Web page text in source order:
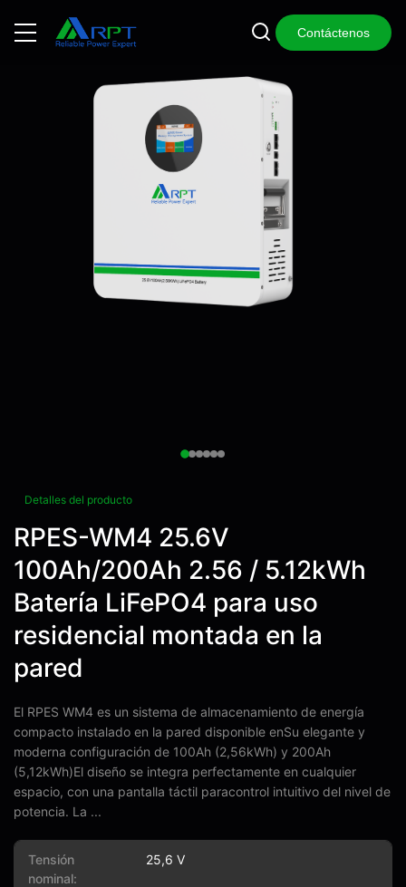
Contáctenos
Detalles del producto
RPES-WM4 25.6V
100Ah/200Ah 2.56 / 5.12kWh
Batería LiFePO4 para uso
residencial montada en la
pared
El RPES WM4 es un sistema de almacenamiento de energía
compacto instalado en la pared disponible enSu elegante y
moderna configuración de 100Ah (2,56kWh) y 200Ah
(5,12kWh)El diseño se integra perfectamente en cualquier
espacio, con una pantalla táctil paracontrol intuitivo del nivel de
potencia. La ...
Tensión
nominal:
25,6 V